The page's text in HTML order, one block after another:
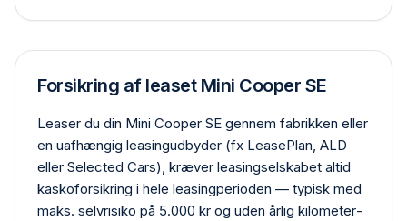
Forsikring af leaset Mini Cooper SE
Leaser du din Mini Cooper SE gennem fabrikken eller
en uafhængig leasing­udbyder (fx LeasePlan, ALD
eller Selected Cars), kræver leasing­selskabet altid
kasko­forsikring i hele leasing­perioden — typisk med
maks. selvrisiko på 5.000 kr og uden årlig kilometer­